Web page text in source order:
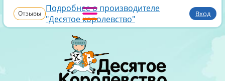
Отзывы Подробнее о производителе
"Десятое королевство"
Вход